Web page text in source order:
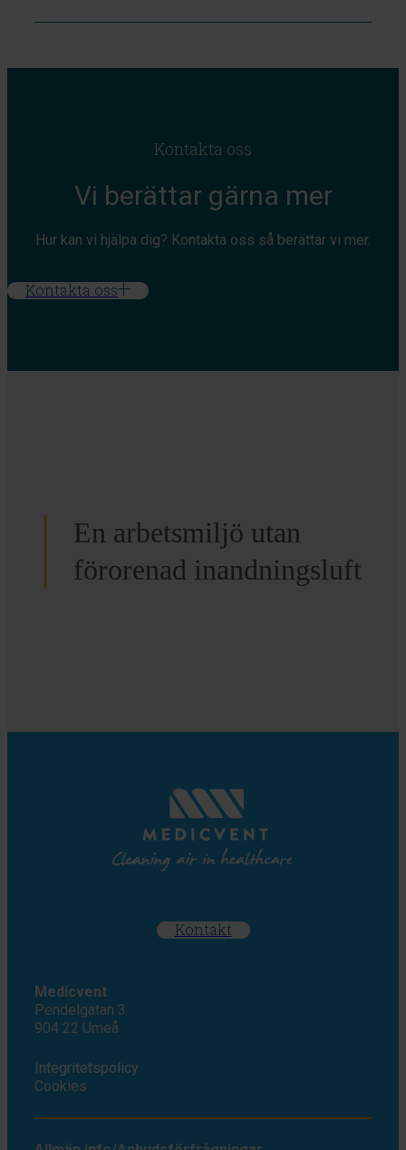
Kontakta oss
Vi berättar gärna mer
Hur kan vi hjälpa dig? Kontakta oss så berättar vi mer.
Kontakta oss
En arbetsmiljö utan
förorenad inandningsluft
Kontakt
Medicvent
Pendelgatan 3
904 22 Umeå
Integritetspolicy
Cookies